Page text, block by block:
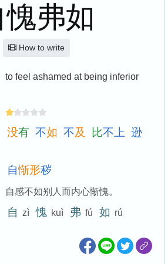
愧弗如
How to write
to feel ashamed at being inferior
没有 不如 不及 比不 上 逊
自惭形秽
自感不如别人而内心惭愧。
自 zì 愧 kuì 弗 fú 如 rú